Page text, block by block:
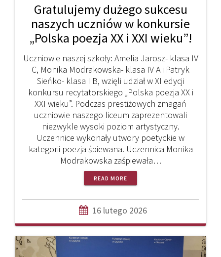
Gratulujemy dużego sukcesu
naszych uczniów w konkursie
„Polska poezja XX i XXI wieku”!
Uczniowie naszej szkoły: Amelia Jarosz- klasa IV
C, Monika Modrakowska- klasa IV A i Patryk
Sieńko- klasa I B, wzięli udział w XI edycji
konkursu recytatorskiego „Polska poezja XX i
XXI wieku”. Podczas prestiżowych zmagań
uczniowie naszego liceum zaprezentowali
niezwykle wysoki poziom artystyczny.
Uczennice wykonały utwory poetyckie w
kategorii poezja śpiewana. Uczennica Monika
Modrakowska zaśpiewała…
READ MORE
16 lutego 2026